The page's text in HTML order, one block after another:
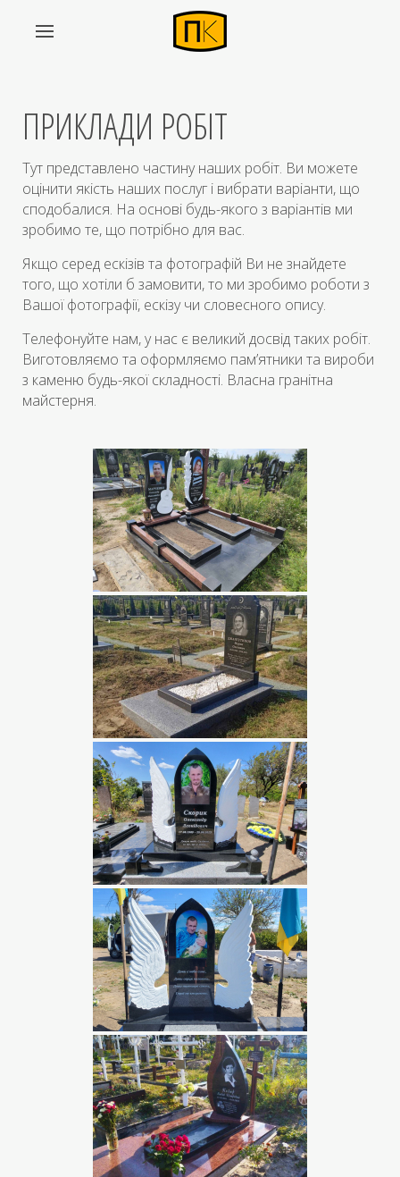
ПРИКЛАДИ РОБІТ
Тут представлено частину наших робіт. Ви можете
оцінити якість наших послуг і вибрати варіанти, що
сподобалися. На основі будь-якого з варіантів ми
зробимо те, що потрібно для вас.
Якщо серед ескізів та фотографій Ви не знайдете
того, що хотіли б замовити, то ми зробимо роботи з
Вашої фотографії, ескізу чи словесного опису.
Телефонуйте нам, у нас є великий досвід таких робіт.
Виготовляємо та оформляємо пам’ятники та вироби
з каменю будь-якої складності. Власна гранітна
майстерня.